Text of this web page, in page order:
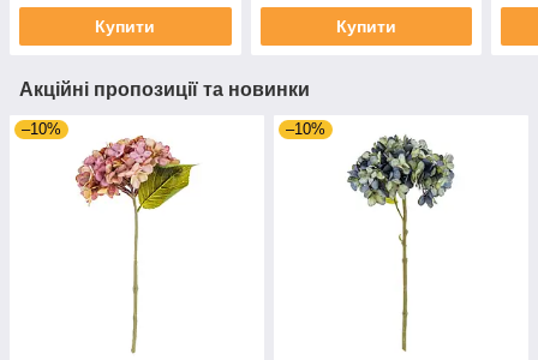
Купити Купити
Акційні пропозиції та новинки
–10% –10%